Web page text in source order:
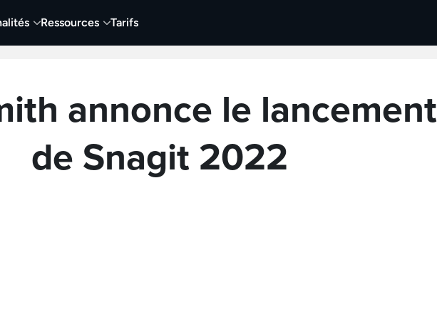
Ressources Tarifs
annonce le lancement
de Snagit 2022